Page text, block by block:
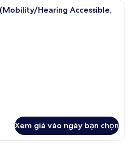
Bàn, khu vực làm việc phù hợp cho
Hearing Accessible,
Xem giá vào ngày bạn chọn